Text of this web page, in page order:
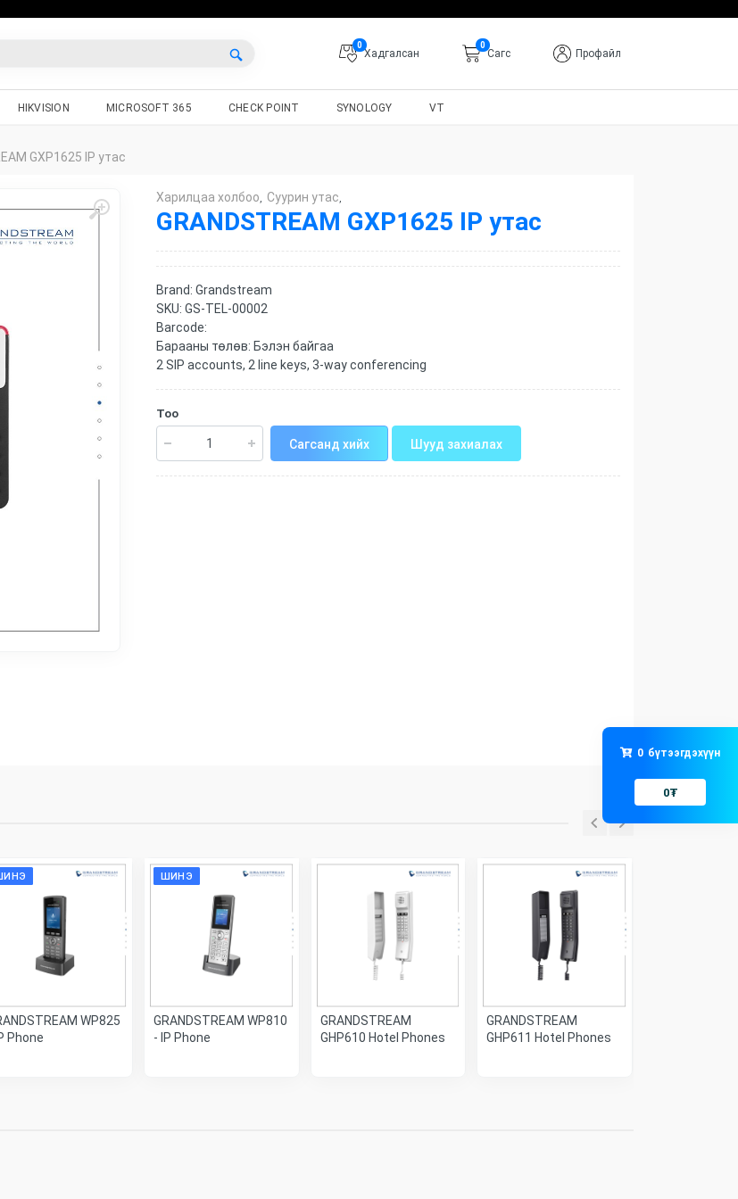
0
Хадгалсан
0
Cагс Профайл
HIKVISION MICROSOFT 365 CHECK POINT SYNOLOGY VT
GXP1625 IP утас
Харилцаа холбоо, Cуурин утас,
GRANDSTREAM GXP1625 IP утас
Brand: Grandstream
SKU: GS-TEL-00002
Barcode:
Барааны төлөв: Бэлэн байгаа
2 SIP accounts, 2 line keys, 3-way conferencing
Тоо
Сагсанд хийх Шууд захиалах
WP825
Phone
ШИНЭ
GRANDSTREAM WP810
- IP Phone
GRANDSTREAM
GHP610 Hotel Phones
GRANDSTREAM
GHP611 Hotel Phones
0 бүтээгдэхүүн
0₮